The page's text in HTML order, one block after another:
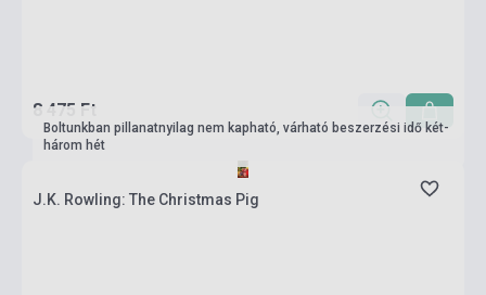
8 475 Ft
Boltunkban pillanatnyilag nem kapható, várható beszerzési idő két-
három hét
J.K. Rowling: The Christmas Pig